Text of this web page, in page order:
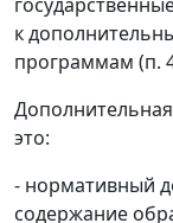
к
программам (п.
это:
- нормативный
содержание